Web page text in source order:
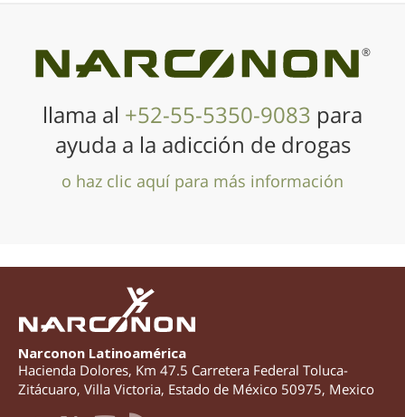
®
llama al +52-55-5350-9083 para
ayuda a la adicción de drogas
o haz clic aquí para más información
Narconon Latinoamérica
Hacienda Dolores, Km 47.5 Carretera Federal Toluca-
Zitácuaro, Villa Victoria, Estado de México 50975, Mexico